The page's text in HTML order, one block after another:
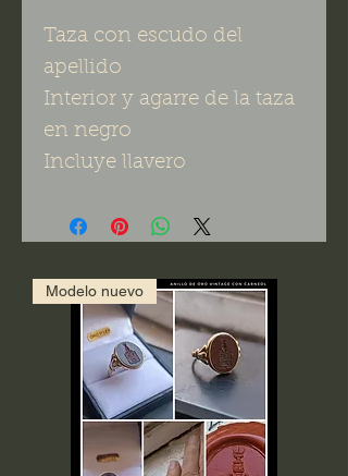
Taza con escudo del
apellido
Interior y agarre de la taza
en negro
Incluye llavero
Modelo nuevo